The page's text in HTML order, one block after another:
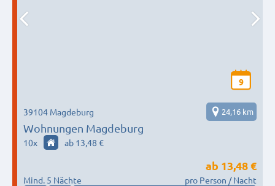
9
Wohnungen Magdeburg
39104 Magdeburg 24,16 km
10x ab 13,48 €
Mind. 5 Nächte
ab 13,48 €
pro Person / Nacht